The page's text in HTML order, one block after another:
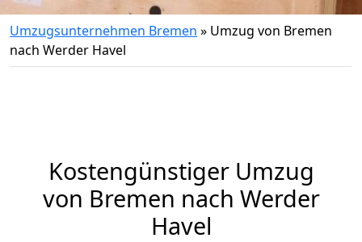
Umzugsunternehmen Bremen » Umzug von Bremen
nach Werder Havel
Kostengünstiger Umzug
von Bremen nach Werder
Havel